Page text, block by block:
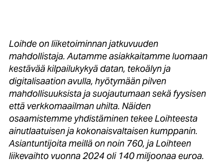
Loihde on liiketoiminnan jatkuvuuden
mahdollistaja. Autamme asiakkaitamme luomaan
kestävää kilpailukykyä datan, tekoälyn ja
digitalisaation avulla, hyötymään pilven
mahdollisuuksista ja suojautumaan sekä fyysisen
että verkkomaailman uhilta. Näiden
osaamistemme yhdistäminen tekee Loihteesta
ainutlaatuisen ja kokonaisvaltaisen kumppanin.
Asiantuntijoita meillä on noin 760, ja Loihteen
liikevaihto vuonna 2024 oli 140 miljoonaa euroa.